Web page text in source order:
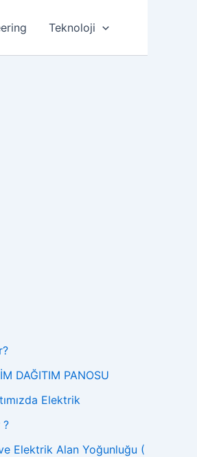
Teknoloji
DAĞITIM PANOSU
Elektrik
?
Elektrik Alan Yoğunluğu (